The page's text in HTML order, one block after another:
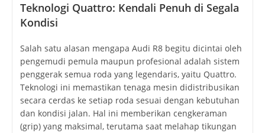
Teknologi Quattro: Kendali Penuh di Segala
Kondisi
Salah satu alasan mengapa Audi R8 begitu dicintai oleh
pengemudi pemula maupun profesional adalah sistem
penggerak semua roda yang legendaris, yaitu Quattro.
Teknologi ini memastikan tenaga mesin didistribusikan
secara cerdas ke setiap roda sesuai dengan kebutuhan
dan kondisi jalan. Hal ini memberikan cengkeraman
(grip) yang maksimal, terutama saat melahap tikungan